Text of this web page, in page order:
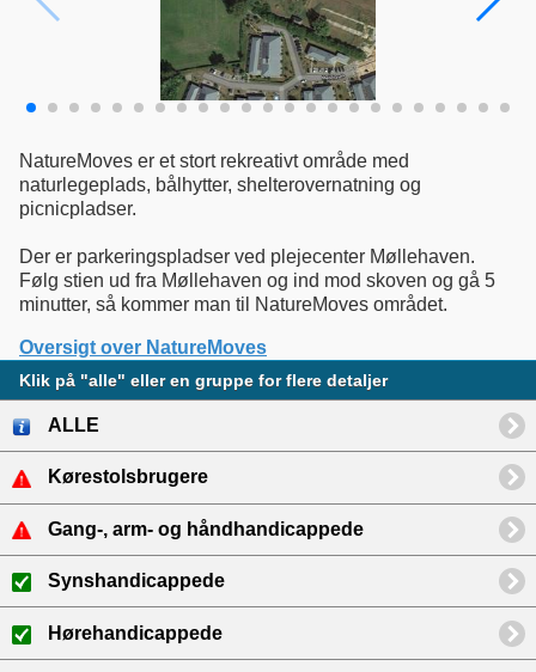
NatureMoves er et stort rekreativt område med
naturlegeplads, bålhytter, shelterovernatning og
picnicpladser.
Der er parkeringspladser ved plejecenter Møllehaven.
Følg stien ud fra Møllehaven og ind mod skoven og gå 5
minutter, så kommer man til NatureMoves området.
Oversigt over NatureMoves
Klik på "alle" eller en gruppe for flere detaljer
ALLE
Kørestolsbrugere
Gang-, arm- og håndhandicappede
Synshandicappede
Hørehandicappede